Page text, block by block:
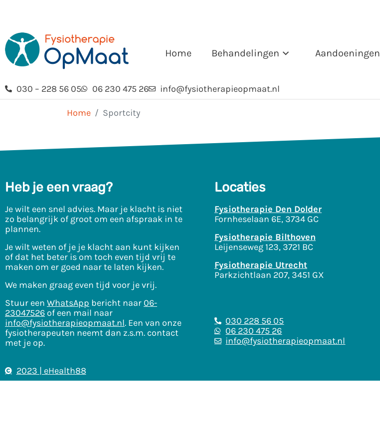
Home Behandelingen Aandoeningen
030 – 228 56 05 06 230 475 26 info@fysiotherapieopmaat.nl
Home Sportcity
Heb je een vraag?
Je wilt een snel advies. Maar je klacht is niet
zo belangrijk of groot om een afspraak in te
plannen.
Je wilt weten of je je klacht aan kunt kijken
of dat het beter is om toch even tijd vrij te
maken om er goed naar te laten kijken.
We maken graag even tijd voor je vrij.
Stuur een WhatsApp bericht naar 06-
23047526 of een mail naar
info@fysiotherapieopmaat.nl. Een van onze
fysiotherapeuten neemt dan z.s.m. contact
met je op.
Locaties
Fysiotherapie Den Dolder
Fornheselaan 6E, 3734 GC
Fysiotherapie Bilthoven
Leijenseweg 123, 3721 BC
Fysiotherapie Utrecht
Parkzichtlaan 207, 3451 GX
030 228 56 05
06 230 475 26
info@fysiotherapieopmaat.nl
2023 | eHealth88